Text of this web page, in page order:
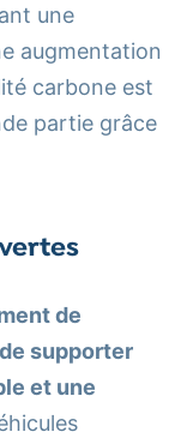
une
augmentation
carbone est
partie grâce
de
supporter
et une